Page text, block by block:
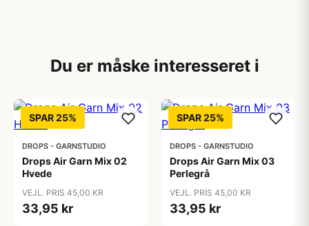
Du er måske interesseret i
SPAR 25%
DROPS - GARNSTUDIO
Drops Air Garn Mix 02
Hvede
VEJL. PRIS 45,00 KR
33,95 kr
SPAR 25%
DROPS - GARNSTUDIO
Drops Air Garn Mix 03
Perlegrå
VEJL. PRIS 45,00 KR
33,95 kr